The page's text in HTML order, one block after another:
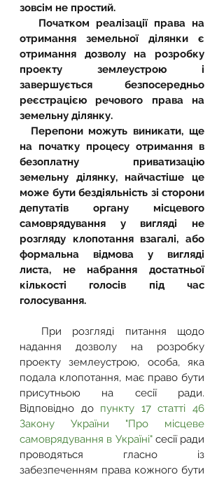
зовсім не простий.
отримання земельної ділянки є
отримання дозволу на розробку
проекту землеустрою і
завершується безпосередньо
реєстрацією речового права на
земельну ділянку.
на початку процесу отримання в
безоплатну приватизацію
земельну ділянку, найчастіше це
може бути бездіяльність зі сторони
депутатів органу місцевого
самоврядування у вигляді не
розгляду клопотання взагалі, або
формальна відмова у вигляді
листа, не набрання достатньої
кількості голосів під час
голосування.
надання дозволу на розробку
проекту землеустрою, особа, яка
подала клопотання, має право бути
присутньою на сесії ради.
Відповідно до пункту 17 статті 46
Закону України "Про місцеве
самоврядування в Україні" сесії ради
проводяться гласно із
забезпеченням права кожного бути